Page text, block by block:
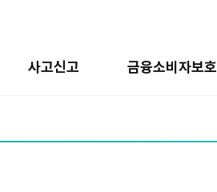
사고신고 금융소비자보호